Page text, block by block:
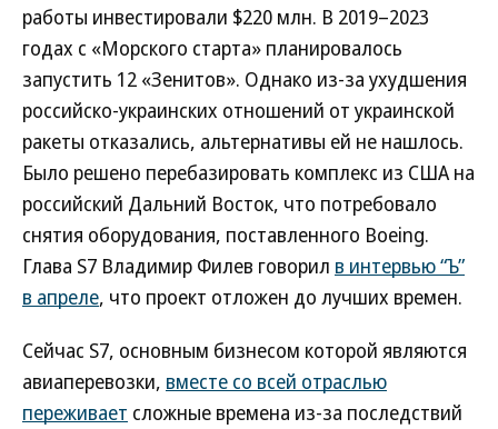
работы инвестировали $220 млн. В 2019–2023
годах с «Морского старта» планировалось
запустить 12 «Зенитов». Однако из-за ухудшения
российско-украинских отношений от украинской
ракеты отказались, альтернативы ей не нашлось.
Было решено перебазировать комплекс из США на
российский Дальний Восток, что потребовало
снятия оборудования, поставленного Boeing.
Глава S7 Владимир Филев говорил в интервью “Ъ”
в апреле, что проект отложен до лучших времен.
Сейчас S7, основным бизнесом которой являются
авиаперевозки, вместе со всей отраслью
переживает сложные времена из-за последствий